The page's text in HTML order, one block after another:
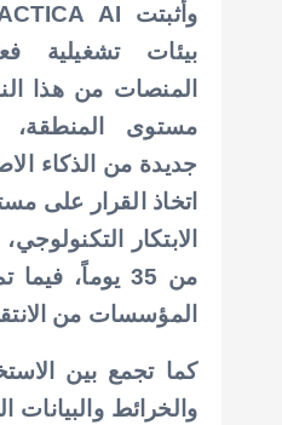
بيئات تشغيلية
المنصات من هذا
مستوى
جديدة من الذكاء
اتخاذ القرار على
الابتكار
من 35 يوماً،
المؤسسات من
كما تجمع بين
والخرائط